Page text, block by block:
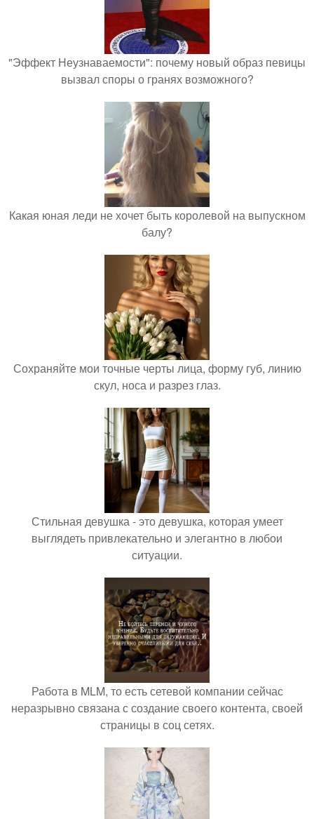
"Эффект Неузнаваемости": почему новый образ певицы
вызвал споры о гранях возможного?
Какая юная леди не хочет быть королевой на выпускном
балу?
Сохраняйте мои точные черты лица, форму губ, линию
скул, носа и разрез глаз.
Стильная девушка - это девушка, которая умеет
выглядеть привлекательно и элегантно в любои
ситуации.
Работа в MLM, то есть сетевой компании сейчас
неразрывно связана с создание своего контента, своей
страницы в соц сетях.